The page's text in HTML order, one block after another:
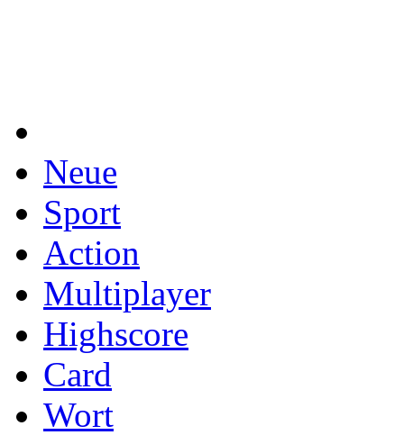
Neue
Sport
Action
Multiplayer
Highscore
Card
Wort